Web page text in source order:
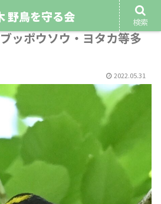
回野鳥観察会、結果報
ッポウソウ・ヨタカ等多
2022.05.31
野鳥を守る会 検索